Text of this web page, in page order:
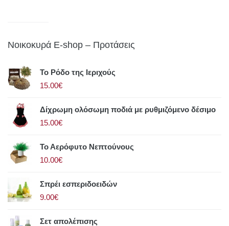
Νοικοκυρά E-shop – Προτάσεις
Το Ρόδο της Ιεριχούς
15.00€
Δίχρωμη ολόσωμη ποδιά με ρυθμιζόμενο δέσιμο
15.00€
Το Αερόφυτο Νεπτούνους
10.00€
Σπρέι εσπεριδοειδών
9.00€
Σετ απολέπισης